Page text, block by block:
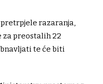
razaranja,
za preostalih 22
te će biti